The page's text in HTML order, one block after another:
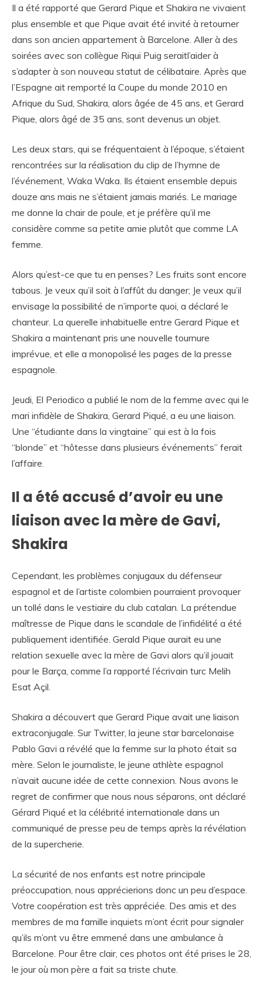
Il a été rapporté que Gerard Pique et Shakira ne vivaient
plus ensemble et que Pique avait été invité à retourner
dans son ancien appartement à Barcelone. Aller à des
soirées avec son collègue Riqui Puig seraitl’aider à
s’adapter à son nouveau statut de célibataire. Après que
l’Espagne ait remporté la Coupe du monde 2010 en
Afrique du Sud, Shakira, alors âgée de 45 ans, et Gerard
Pique, alors âgé de 35 ans, sont devenus un objet.
Les deux stars, qui se fréquentaient à l’époque, s’étaient
rencontrées sur la réalisation du clip de l’hymne de
l’événement, Waka Waka. Ils étaient ensemble depuis
douze ans mais ne s’étaient jamais mariés. Le mariage
me donne la chair de poule, et je préfère qu’il me
considère comme sa petite amie plutôt que comme LA
femme.
Alors qu’est-ce que tu en penses? Les fruits sont encore
tabous. Je veux qu’il soit à l’affût du danger; Je veux qu’il
envisage la possibilité de n’importe quoi, a déclaré le
chanteur. La querelle inhabituelle entre Gerard Pique et
Shakira a maintenant pris une nouvelle tournure
imprévue, et elle a monopolisé les pages de la presse
espagnole.
Jeudi, El Periodico a publié le nom de la femme avec qui le
mari infidèle de Shakira, Gerard Piqué, a eu une liaison.
Une “étudiante dans la vingtaine” qui est à la fois
“blonde” et “hôtesse dans plusieurs événements” ferait
l’affaire.
Il a été accusé d’avoir eu une
liaison avec la mère de Gavi,
Shakira
Cependant, les problèmes conjugaux du défenseur
espagnol et de l’artiste colombien pourraient provoquer
un tollé dans le vestiaire du club catalan. La prétendue
maîtresse de Pique dans le scandale de l’infidélité a été
publiquement identifiée. Gerald Pique aurait eu une
relation sexuelle avec la mère de Gavi alors qu’il jouait
pour le Barça, comme l’a rapporté l’écrivain turc Melih
Esat Açil.
Shakira a découvert que Gerard Pique avait une liaison
extraconjugale. Sur Twitter, la jeune star barcelonaise
Pablo Gavi a révélé que la femme sur la photo était sa
mère. Selon le journaliste, le jeune athlète espagnol
n’avait aucune idée de cette connexion. Nous avons le
regret de confirmer que nous nous séparons, ont déclaré
Gérard Piqué et la célébrité internationale dans un
communiqué de presse peu de temps après la révélation
de la supercherie.
La sécurité de nos enfants est notre principale
préoccupation, nous apprécierions donc un peu d’espace.
Votre coopération est très appréciée. Des amis et des
membres de ma famille inquiets m’ont écrit pour signaler
qu’ils m’ont vu être emmené dans une ambulance à
Barcelone. Pour être clair, ces photos ont été prises le 28,
le jour où mon père a fait sa triste chute.